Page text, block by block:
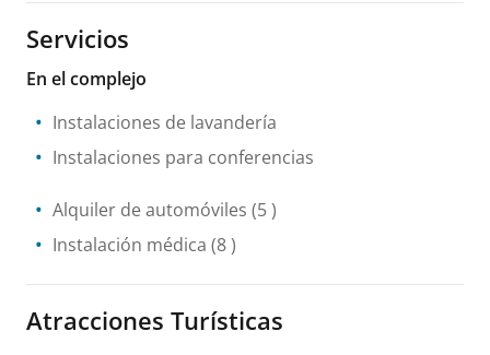
Servicios
En el complejo
Instalaciones de lavandería
Instalaciones para conferencias
Alquiler de automóviles (5 )
Instalación médica (8 )
Atracciones Turísticas